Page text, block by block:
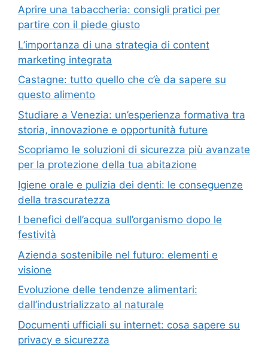
Aprire una tabaccheria: consigli pratici per
partire con il piede giusto
L’importanza di una strategia di content
marketing integrata
Castagne: tutto quello che c’è da sapere su
questo alimento
Studiare a Venezia: un’esperienza formativa tra
storia, innovazione e opportunità future
Scopriamo le soluzioni di sicurezza più avanzate
per la protezione della tua abitazione
Igiene orale e pulizia dei denti: le conseguenze
della trascuratezza
I benefici dell’acqua sull’organismo dopo le
festività
Azienda sostenibile nel futuro: elementi e
visione
Evoluzione delle tendenze alimentari:
dall’industrializzato al naturale
Documenti ufficiali su internet: cosa sapere su
privacy e sicurezza